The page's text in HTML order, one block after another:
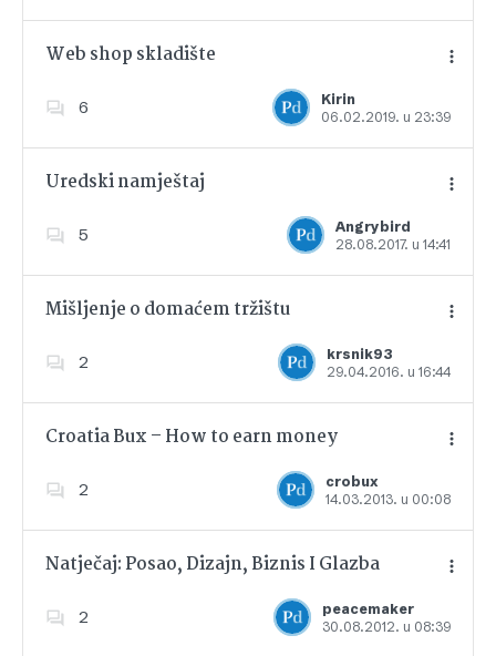
Web shop skladište
6
Kirin
06.02.2019. u 23:39
Dodajte u favorite
Uredski namještaj
5
Angrybird
28.08.2017. u 14:41
Dodajte u favorite
Mišljenje o domaćem tržištu
2
krsnik93
29.04.2016. u 16:44
Dodajte u favorite
Croatia Bux – How to earn money
2
crobux
14.03.2013. u 00:08
Dodajte u favorite
Natječaj: Posao, Dizajn, Biznis I Glazba
2
peacemaker
30.08.2012. u 08:39
Dodajte u favorite